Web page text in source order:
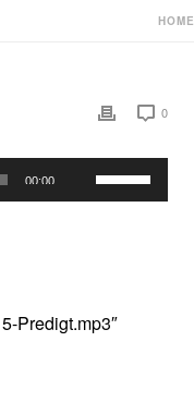
HOME
0
00:00
Hoch/Runter
Predigt.mp3″